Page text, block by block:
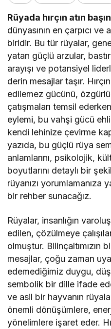
Rüyada hırçın atın
dünyasının en çarpıcı
biridir. Bu tür rüyalar,
yatan güçlü arzular,
arayışı ve potansiyel
derin mesajlar taşır.
edilemez gücünü,
çatışmaları temsil
eylemi, bu vahşi gücü
kendi lehinize çevirme
yazıda, bu güçlü rüya
anlamlarını, psikolojik,
boyutlarını detaylı bir
rüyanızı yorumlamanıza
bir rehber sunacağız.
Rüyalar, insanlığın
edilen, çözülmeye
olmuştur. Bilinçaltımızın
mesajlar, çoğu zaman
edemediğimiz duygu,
sembolik bir dille ifade
ve asil bir hayvanın
önemli dönüşümlere,
yönelimlere işaret eder.